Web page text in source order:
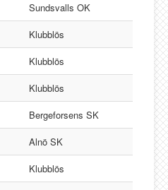
Sundsvalls OK
Klubblös
Klubblös
Klubblös
Bergeforsens SK
Alnö SK
Klubblös